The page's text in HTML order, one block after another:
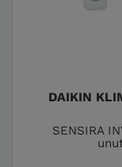
DAIKIN
SENSIRA